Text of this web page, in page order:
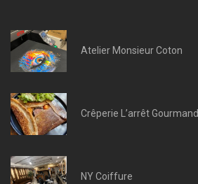
Atelier Monsieur Coton
Crêperie L’arrêt Gourmand
NY Coiffure